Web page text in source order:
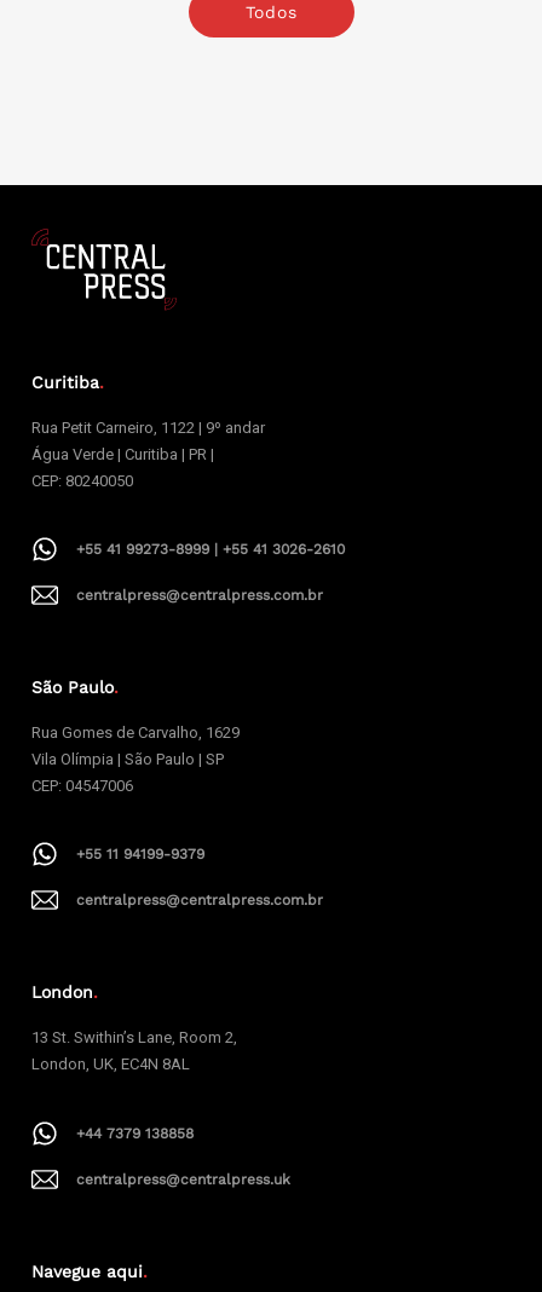
Todos
Curitiba.
Rua Petit Carneiro, 1122 | 9º andar
Água Verde | Curitiba | PR |
CEP: 80240050
+55 41 99273-8999 | +55 41 3026-2610
centralpress@centralpress.com.br
São Paulo.
Rua Gomes de Carvalho, 1629
Vila Olímpia | São Paulo | SP
CEP: 04547006
+55 11 94199-9379
centralpress@centralpress.com.br
London.
13 St. Swithin’s Lane, Room 2,
London, UK, EC4N 8AL
+44 7379 138858
centralpress@centralpress.uk
Navegue aqui.